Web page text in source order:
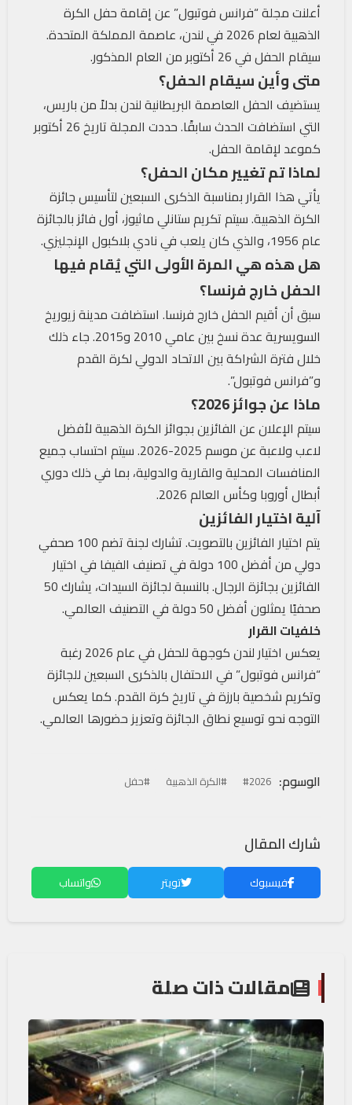
أعلنت مجلة “فرانس فوتبول” عن إقامة حفل الكرة
الذهبية لعام 2026 في لندن، عاصمة المملكة المتحدة.
سيقام الحفل في 26 أكتوبر من العام المذكور.
متى وأين سيقام الحفل؟
يستضيف الحفل العاصمة البريطانية لندن بدلاً من باريس،
التي استضافت الحدث سابقًا. حددت المجلة تاريخ 26 أكتوبر
كموعد لإقامة الحفل.
لماذا تم تغيير مكان الحفل؟
يأتي هذا القرار بمناسبة الذكرى السبعين لتأسيس جائزة
الكرة الذهبية. سيتم تكريم ستانلي ماثيوز، أول فائز بالجائزة
عام 1956، والذي كان يلعب في نادي بلاكبول الإنجليزي.
هل هذه هي المرة الأولى التي يُقام فيها
الحفل خارج فرنسا؟
سبق أن أقيم الحفل خارج فرنسا. استضافت مدينة زيوريخ
السويسرية عدة نسخ بين عامي 2010 و2015. جاء ذلك
خلال فترة الشراكة بين الاتحاد الدولي لكرة القدم
و”فرانس فوتبول”.
ماذا عن جوائز 2026؟
سيتم الإعلان عن الفائزين بجوائز الكرة الذهبية لأفضل
لاعب ولاعبة عن موسم 2025-2026. سيتم احتساب جميع
المنافسات المحلية والقارية والدولية، بما في ذلك دوري
أبطال أوروبا وكأس العالم 2026.
آلية اختيار الفائزين
يتم اختيار الفائزين بالتصويت. تشارك لجنة تضم 100 صحفي
دولي من أفضل 100 دولة في تصنيف الفيفا في اختيار
الفائزين بجائزة الرجال. بالنسبة لجائزة السيدات، يشارك 50
صحفيًا يمثلون أفضل 50 دولة في التصنيف العالمي.
خلفيات القرار
يعكس اختيار لندن كوجهة للحفل في عام 2026 رغبة
“فرانس فوتبول” في الاحتفال بالذكرى السبعين للجائزة
وتكريم شخصية بارزة في تاريخ كرة القدم. كما يعكس
التوجه نحو توسيع نطاق الجائزة وتعزيز حضورها العالمي.
الوسوم: #2026 #الكرة الذهبية #حفل
شارك المقال
فيسبوك تويتر واتساب
مقالات ذات صلة